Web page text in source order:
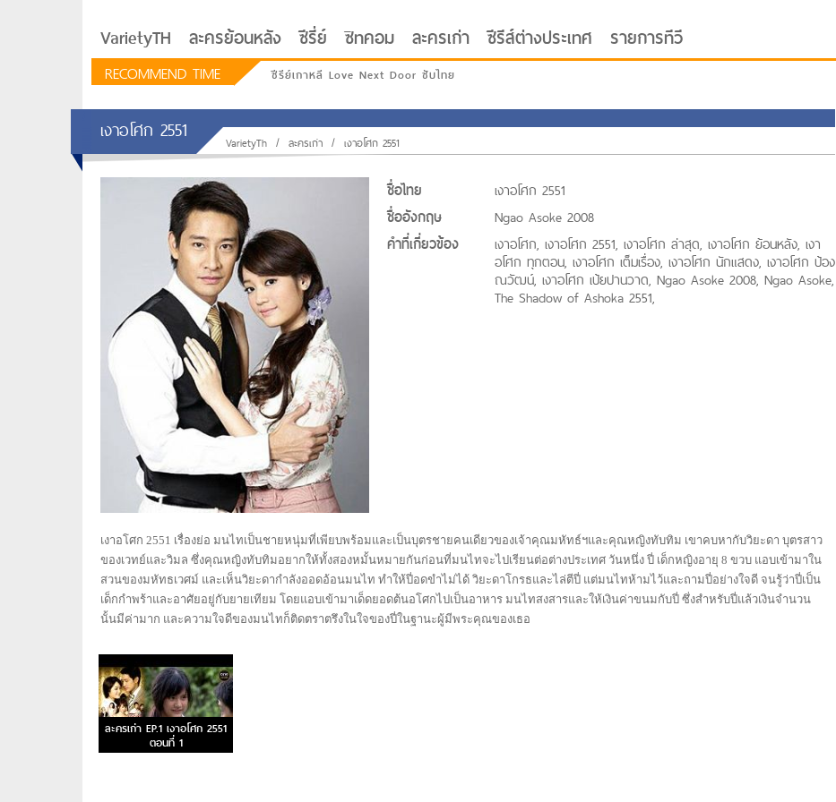
VarietyTH ละครย้อนหลัง ซีรี่ย์ ซิทคอม ละครเก่า ซีรีส์ต่างประเทศ รายการทีวี
RECOMMEND TIME ซีรีย์เกาหลี Love Next Door ซับไทย
รักอยู่ประตูถัดไป
เงาอโศก 2551 VarietyTh / ละครเก่า / เงาอโศก 2551
ชื่อไทย
เงาอโศก 2551
ชื่ออังกฤษ
Ngao Asoke 2008
คำที่เกี่ยวข้อง
เงาอโศก, เงาอโศก 2551, เงาอโศก ล่าสุด, เงาอโศก ย้อนหลัง, เงา
อโศก ทุกตอน, เงาอโศก เต็มเรื่อง, เงาอโศก นักแสดง, เงาอโศก ป้อง
ณวัฒน์, เงาอโศก เป้ยปานวาด, Ngao Asoke 2008, Ngao Asoke,
The Shadow of Ashoka 2551,
เงาอโศก 2551 เรื่องย่อ มนไทเป็นชายหนุ่มที่เพียบพร้อมและเป็นบุตรชายคนเดียวของเจ้าคุณมหัทธ์ฯและคุณหญิงทับทิม เขาคบหากับวิยะดา บุตรสาว
ของเวทย์และวิมล ซึ่งคุณหญิงทับทิมอยากให้ทั้งสองหมั้นหมายกันก่อนที่มนไทจะไปเรียนต่อต่างประเทศ วันหนึ่ง ปี่ เด็กหญิงอายุ 8 ขวบ แอบเข้ามาใน
สวนของมหัทธเวศม์ และเห็นวิยะดากำลังออดอ้อนมนไท ทำให้ปี่อดขำไม่ได้ วิยะดาโกรธและไล่ตีปี่ แต่มนไทห้ามไว้และถามปี่อย่างใจดี จนรู้ว่าปี่เป็น
เด็กกำพร้าและอาศัยอยู่กับยายเทียม โดยแอบเข้ามาเด็ดยอดต้นอโศกไปเป็นอาหาร มนไทสงสารและให้เงินค่าขนมกับปี่ ซึ่งสำหรับปี่แล้วเงินจำนวน
นั้นมีค่ามาก และความใจดีของมนไทก็ติดตราตรึงในใจของปี่ในฐานะผู้มีพระคุณของเธอ
ละครเก่า EP.1 เงาอโศก 2551
ตอนที่ 1